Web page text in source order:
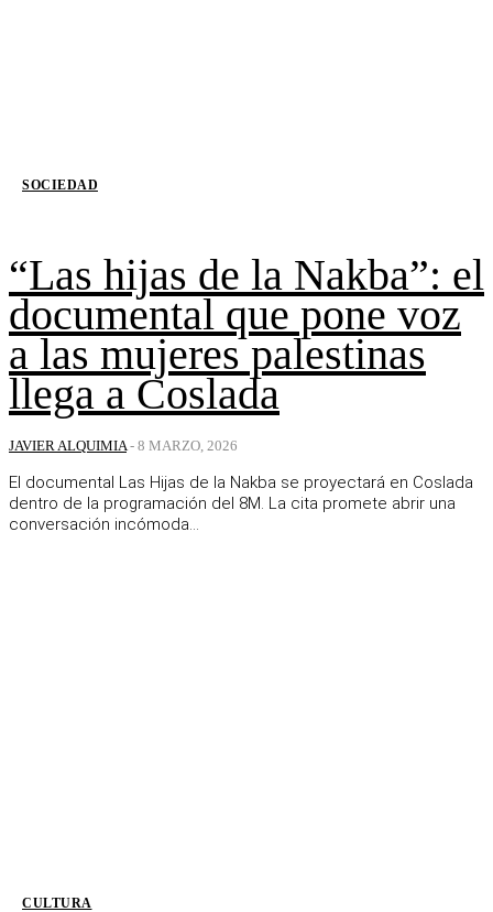
SOCIEDAD
“Las hijas de la Nakba”: el
documental que pone voz
a las mujeres palestinas
llega a Coslada
JAVIER ALQUIMIA - 8 MARZO, 2026
El documental Las Hijas de la Nakba se proyectará en Coslada
dentro de la programación del 8M. La cita promete abrir una
conversación incómoda...
CULTURA